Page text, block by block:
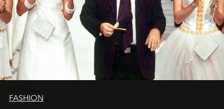
FASHION